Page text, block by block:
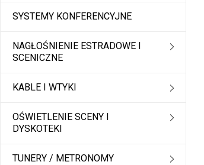
SYSTEMY KONFERENCYJNE
NAGŁOŚNIENIE ESTRADOWE I
SCENICZNE
KABLE I WTYKI
OŚWIETLENIE SCENY I
DYSKOTEKI
TUNERY / METRONOMY